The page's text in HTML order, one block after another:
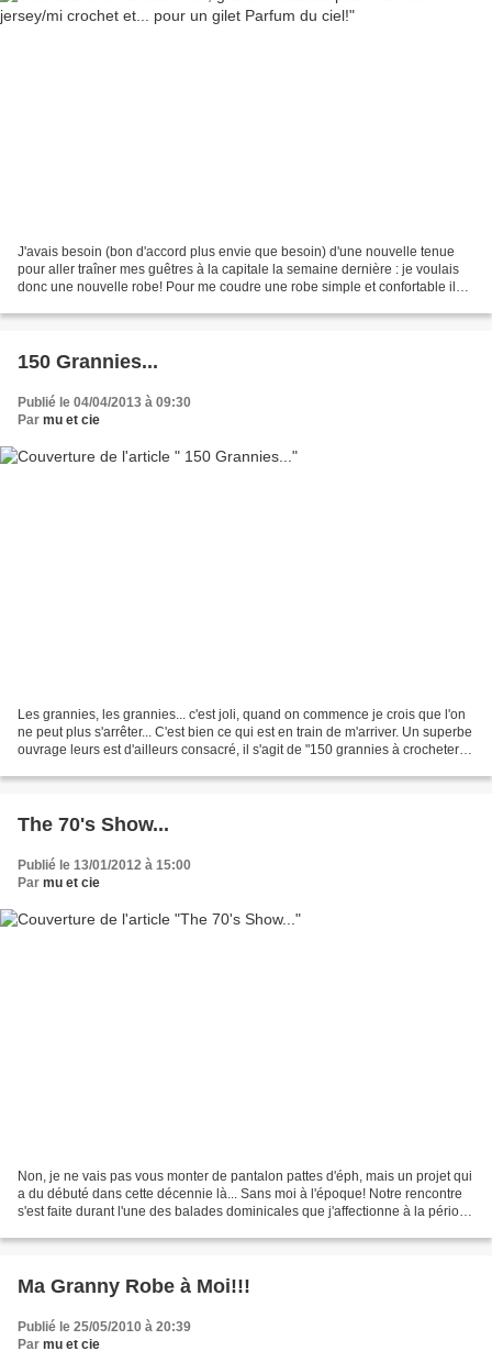
J'avais besoin (bon d'accord plus envie que besoin) d'une nouvelle tenue
pour aller traîner mes guêtres à la capitale la semaine dernière : je voulais
donc une nouvelle robe! Pour me coudre une robe simple et confortable il
150 Grannies...
Publié le 04/04/2013 à 09:30
Par mu et cie
Les grannies, les grannies... c'est joli, quand on commence je crois que l'on
ne peut plus s'arrêter... C'est bien ce qui est en train de m'arriver. Un superbe
ouvrage leurs est d'ailleurs consacré, il s'agit de "150 grannies à crocheter"
The 70's Show...
Publié le 13/01/2012 à 15:00
Par mu et cie
Non, je ne vais pas vous monter de pantalon pattes d'éph, mais un projet qui
a du débuté dans cette décennie là... Sans moi à l'époque! Notre rencontre
s'est faite durant l'une des balades dominicales que j'affectionne à la période
Ma Granny Robe à Moi!!!
Publié le 25/05/2010 à 20:39
Par mu et cie